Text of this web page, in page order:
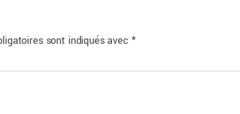
sont indiqués avec *